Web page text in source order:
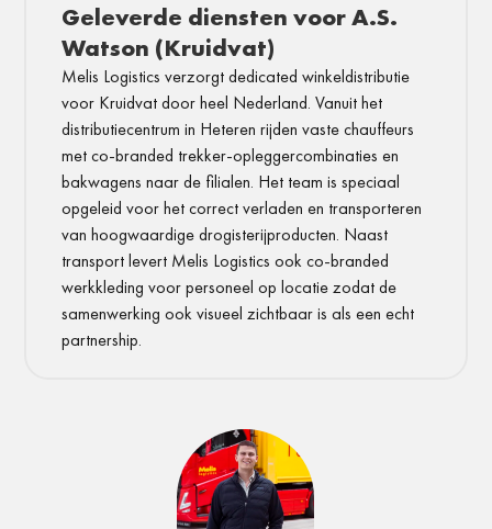
Geleverde diensten voor A.S.
Watson (Kruidvat)
Melis Logistics verzorgt dedicated winkeldistributie
voor Kruidvat door heel Nederland. Vanuit het
distributiecentrum in Heteren rijden vaste chauffeurs
met co-branded trekker-opleggercombinaties en
bakwagens naar de filialen. Het team is speciaal
opgeleid voor het correct verladen en transporteren
van hoogwaardige drogisterijproducten. Naast
transport levert Melis Logistics ook co-branded
werkkleding voor personeel op locatie zodat de
samenwerking ook visueel zichtbaar is als een echt
partnership.